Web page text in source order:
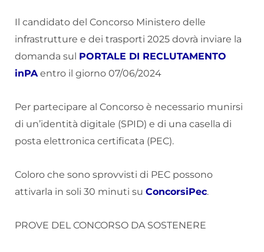
Il candidato del Concorso Ministero delle
infrastrutture e dei trasporti 2025 dovrà inviare la
domanda sul PORTALE DI RECLUTAMENTO
inPA entro il giorno 07/06/2024
Per partecipare al Concorso è necessario munirsi
di un’identità digitale (SPID) e di una casella di
posta elettronica certificata (PEC).
Coloro che sono sprovvisti di PEC possono
attivarla in soli 30 minuti su ConcorsiPec.
PROVE DEL CONCORSO DA SOSTENERE